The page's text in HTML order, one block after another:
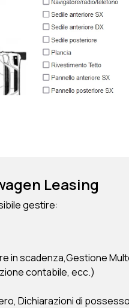
Leasing
gestire:
scadenza,Gestione
contabile, ecc.)
Dichiarazioni di